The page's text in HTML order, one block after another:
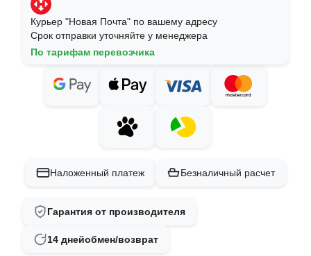
Курьер "Новая Почта" по вашему адресу
Срок отправки уточняйте у менеджера
По тарифам перевозчика
Наложенный платеж Безналичный расчет
Гарантия от производителя
14 днейобмен/возврат